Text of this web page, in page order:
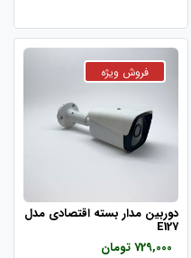
دوربین مدار بسته اقتصادی مدل
E127
729,000 تومان